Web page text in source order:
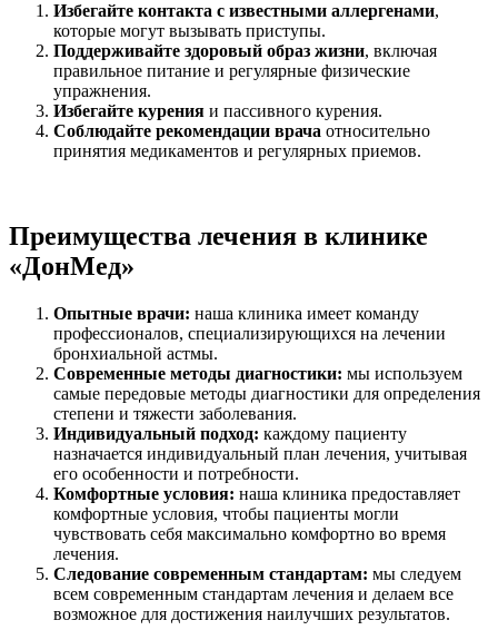
Избегайте контакта с известными аллергенами,
которые могут вызывать приступы.
Поддерживайте здоровый образ жизни, включая
правильное питание и регулярные физические
упражнения.
Избегайте курения и пассивного курения.
Соблюдайте рекомендации врача относительно
принятия медикаментов и регулярных приемов.
Преимущества лечения в клинике
«ДонМед»
Опытные врачи: наша клиника имеет команду
профессионалов, специализирующихся на лечении
бронхиальной астмы.
Современные методы диагностики: мы используем
самые передовые методы диагностики для определения
степени и тяжести заболевания.
Индивидуальный подход: каждому пациенту
назначается индивидуальный план лечения, учитывая
его особенности и потребности.
Комфортные условия: наша клиника предоставляет
комфортные условия, чтобы пациенты могли
чувствовать себя максимально комфортно во время
лечения.
Следование современным стандартам: мы следуем
всем современным стандартам лечения и делаем все
возможное для достижения наилучших результатов.